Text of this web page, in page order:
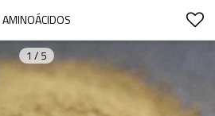
AMINOÁCIDOS
1 / 5